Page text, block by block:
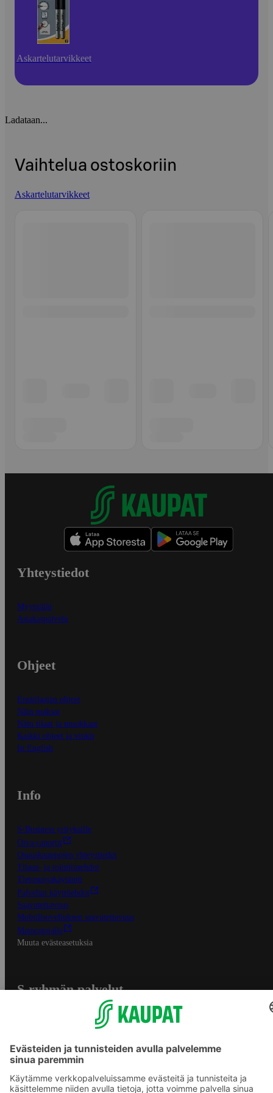
Askartelutarvikkeet
Ladataan...
Vaihtelua ostoskoriin
Askartelutarvikkeet
Yhteystiedot
Myymälät
Asiakaspalvelu
Ohjeet
Ensitilaajan ohjeet
Näin maksat
Näin tilaat ja muokkaat
Kaikki ohjeet ja vinkit
In English
Info
S-Business yrityksille
Oiva-raportit
Osuuskauppojen yhteystiedot
Tilaus- ja toimitusehdot
Tietosuojakäytäntö
Palvelun käyttöehdot
Saavutettavuus
Mobiilisovelluksen saavutettavuus
Mainostajalle
Muuta evästeasetuksia
S-ryhmän palvelut
Yhteishyvä Ruoka -sovellus
S-ostoslista -sovellus
Prisma.fi